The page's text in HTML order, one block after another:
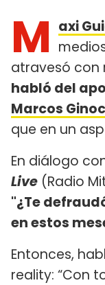
M axi
atravesó con
habló del
Marcos
que en un
En diálogo
Live (Radio
"¿Te
en estos
Entonces,
reality: “Con